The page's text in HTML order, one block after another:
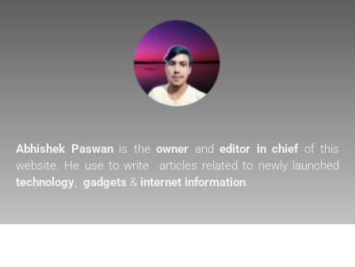
Abhishek Paswanis the owner and editor in chiefof this
website. He use to write articles related to newly launched
technology
gadgets & internet information